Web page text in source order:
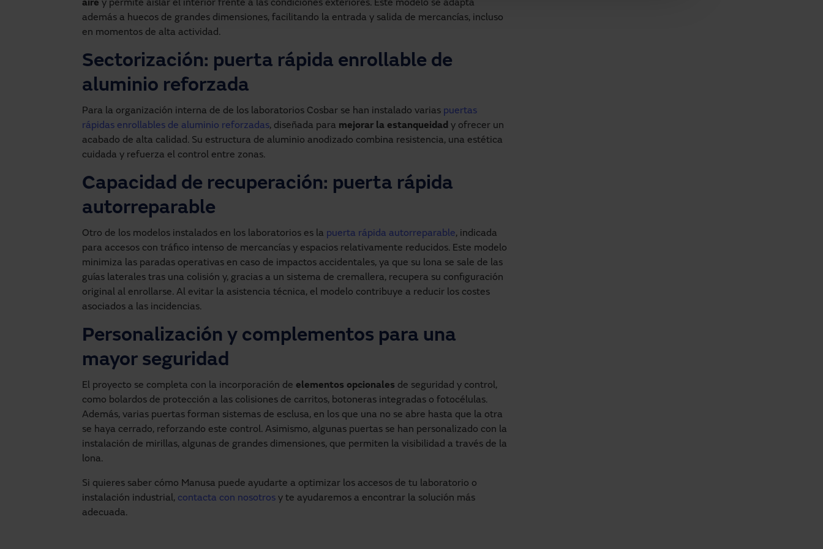
aire y permite aislar el interior frente a las condiciones exteriores. Este modelo se adapta
además a huecos de grandes dimensiones, facilitando la entrada y salida de mercancías, incluso
en momentos de alta actividad.
Sectorización: puerta rápida enrollable de
aluminio reforzada
Para la organización interna de de los laboratorios Cosbar se han instalado varias puertas
rápidas enrollables de aluminio reforzadas, diseñada para mejorar la estanqueidad y ofrecer un
acabado de alta calidad. Su estructura de aluminio anodizado combina resistencia, una estética
cuidada y refuerza el control entre zonas.
Capacidad de recuperación: puerta rápida
autorreparable
Otro de los modelos instalados en los laboratorios es la puerta rápida autorreparable, indicada
para accesos con tráfico intenso de mercancías y espacios relativamente reducidos. Este modelo
minimiza las paradas operativas en caso de impactos accidentales, ya que su lona se sale de las
guías laterales tras una colisión y, gracias a un sistema de cremallera, recupera su configuración
original al enrollarse. Al evitar la asistencia técnica, el modelo contribuye a reducir los costes
asociados a las incidencias.
Personalización y complementos para una
mayor seguridad
El proyecto se completa con la incorporación de elementos opcionales de seguridad y control,
como bolardos de protección a las colisiones de carritos, botoneras integradas o fotocélulas.
Además, varias puertas forman sistemas de esclusa, en los que una no se abre hasta que la otra
se haya cerrado, reforzando este control. Asimismo, algunas puertas se han personalizado con la
instalación de mirillas, algunas de grandes dimensiones, que permiten la visibilidad a través de la
lona.
Si quieres saber cómo Manusa puede ayudarte a optimizar los accesos de tu laboratorio o
instalación industrial, contacta con nosotros y te ayudaremos a encontrar la solución más
adecuada.